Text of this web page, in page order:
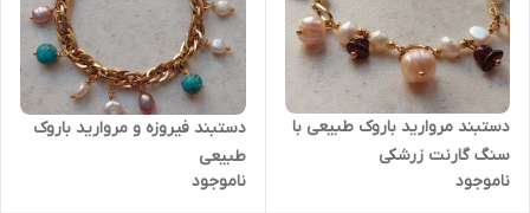
دستبند مروارید باروک طبیعی با
سنگ گارنت زرشکی
ناموجود
دستبند فیروزه و مروارید باروک
طبیعی
ناموجود